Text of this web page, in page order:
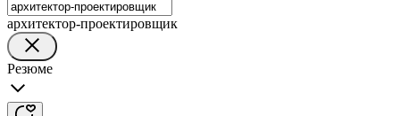
архитектор-проектировщик
Резюме